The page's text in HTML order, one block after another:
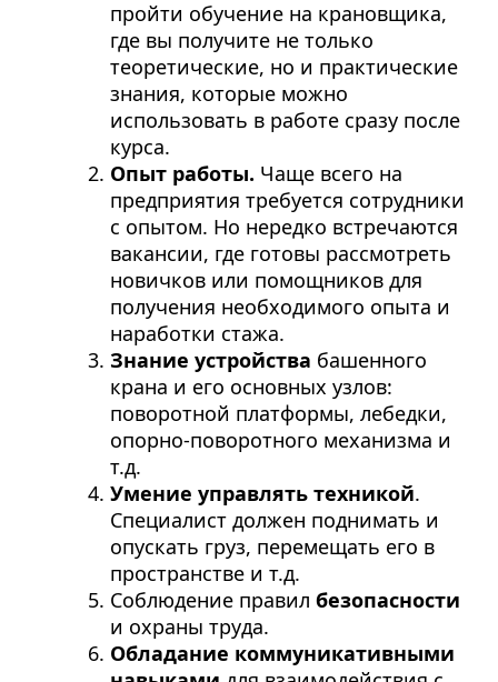
пройти обучение на крановщика,
где вы получите не только
теоретические, но и практические
знания, которые можно
использовать в работе сразу после
курса.
Опыт работы. Чаще всего на
предприятия требуется сотрудники
с опытом. Но нередко встречаются
вакансии, где готовы рассмотреть
новичков или помощников для
получения необходимого опыта и
наработки стажа.
Знание устройства башенного
крана и его основных узлов:
поворотной платформы, лебедки,
опорно-поворотного механизма и
т.д.
Умение управлять техникой.
Специалист должен поднимать и
опускать груз, перемещать его в
пространстве и т.д.
Соблюдение правил безопасности
и охраны труда.
Обладание коммуникативными